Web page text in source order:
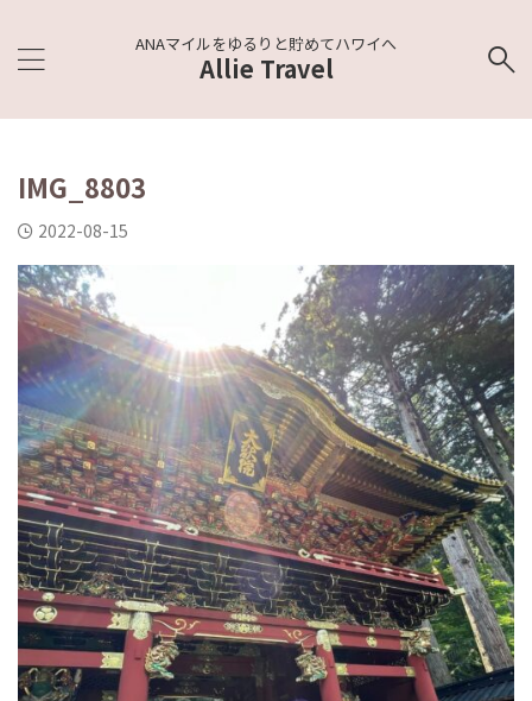
ANAマイルをゆるりと貯めてハワイへ
Allie Travel
IMG_8803
2022-08-15